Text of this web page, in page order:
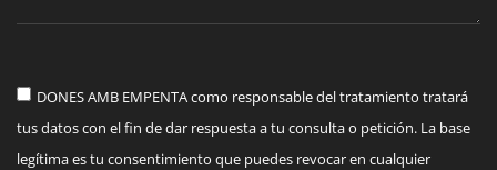
DONES AMB EMPENTA como responsable del tratamiento tratará
tus datos con el fin de dar respuesta a tu consulta o petición. La base
legítima es tu consentimiento que puedes revocar en cualquier